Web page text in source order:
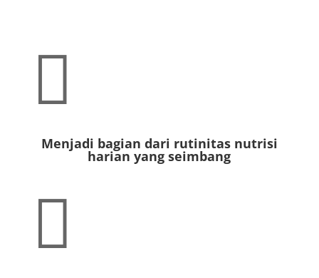

Menjadi bagian dari rutinitas nutrisi
harian yang seimbang
